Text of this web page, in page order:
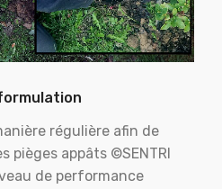
régulière afin de
pièges appâts ©SENTRI
de performance